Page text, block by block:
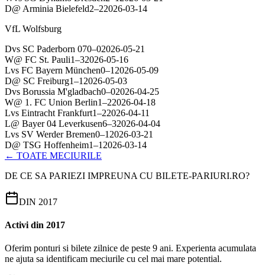
D@ Arminia Bielefeld2–22026-03-14
VfL Wolfsburg
Dvs SC Paderborn 070–02026-05-21
W@ FC St. Pauli1–32026-05-16
Lvs FC Bayern München0–1 2026-05-09
D@ SC Freiburg1–1 2026-05-03
Dvs Borussia M'gladbach0–02026-04-25
W@ 1. FC Union Berlin1–22026-04-18
Lvs Eintracht Frankfurt1–22026-04-11
L@ Bayer 04 Leverkusen6–32026-04-04
Lvs SV Werder Bremen0–1 2026-03-21
D@ TSG Hoffenheim1–1 2026-03-14
← TOATE MECIURILE
DE CE SA PARIEZI IMPREUNA CU BILETE-PARIURI.RO?
DIN 2017
Activi din 2017
Oferim ponturi si bilete zilnice de peste 9 ani. Experienta acumulata
ne ajuta sa identificam meciurile cu cel mai mare potential.